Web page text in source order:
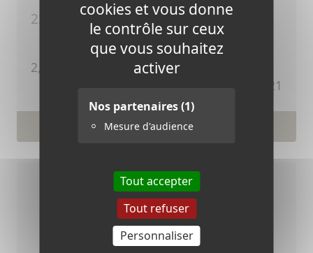
cookies et vous donne
le contrôle sur ceux
que vous souhaitez
activer
Nos partenaires(1)
Mesure d'audience
Tout accepter
Tout refuser
Personnaliser
221 - ancre synthétique
2,27 €
Ref.221
Voir le produit